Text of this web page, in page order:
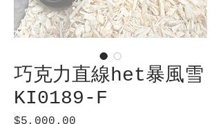
巧克力直線het暴風雪
KI0189-F
$5,000.00